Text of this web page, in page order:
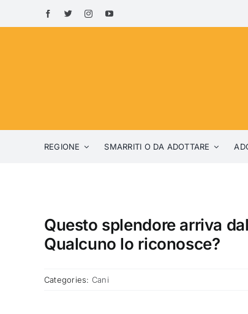
to
REGIONE SMARRITI O DA ADOTTARE
Questo splendore arriva
Qualcuno lo riconosce?
Categories: Cani